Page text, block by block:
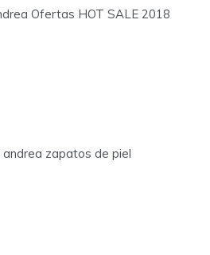
Ofertas HOT SALE 2018
zapatos de piel